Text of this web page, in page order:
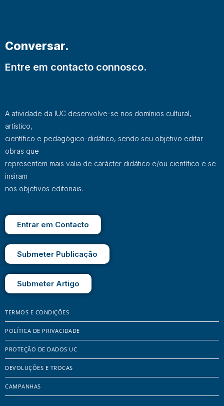
Conversar.
Entre em contacto connosco.
A atividade da IUC desenvolve-se nos domínios cultural,
artístico,
científico e pedagógico-didático, sendo seu objetivo editar
obras que
representem mais valia de carácter didático e/ou científico e se
insiram
nos objetivos editoriais.
Entrar em Contacto
Submeter Publicação
Submeter Artigo
TERMOS E CONDIÇÕES
POLÍTICA DE PRIVACIDADE
PROTEÇÃO DE DADOS UC
DEVOLUÇÕES E TROCAS
CAMPANHAS